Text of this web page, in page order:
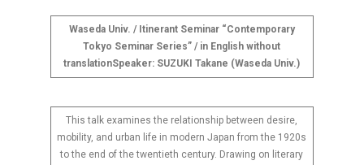
Waseda Univ. / Itinerant Seminar “Contemporary
Tokyo Seminar Series” / in English without
translationSpeaker: SUZUKI Takane (Waseda Univ.)
This talk examines the relationship between desire,
mobility, and urban life in modern Japan from the 1920s
to the end of the twentieth century. Drawing on literary